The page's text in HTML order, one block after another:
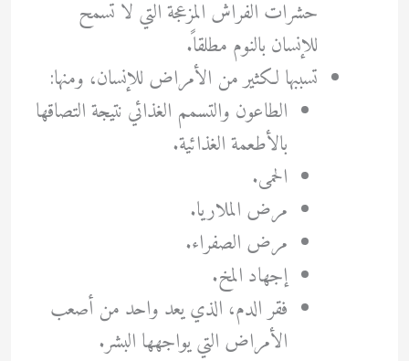
حشرات الفراش المزعجة التي لا تسمح
للإنسان بالنوم مطلقاً.
تسببها لكثير من الأمراض للإنسان، ومنها:
الطاعون والتسمم الغذائي نتيجة التصاقها
بالأطعمة الغذائية.
الحمى.
مرض الملاريا.
مرض الصفراء.
إجهاد المخ.
فقر الدم، الذي يعد واحد من أصعب
الأمراض التي يواجهها البشر.